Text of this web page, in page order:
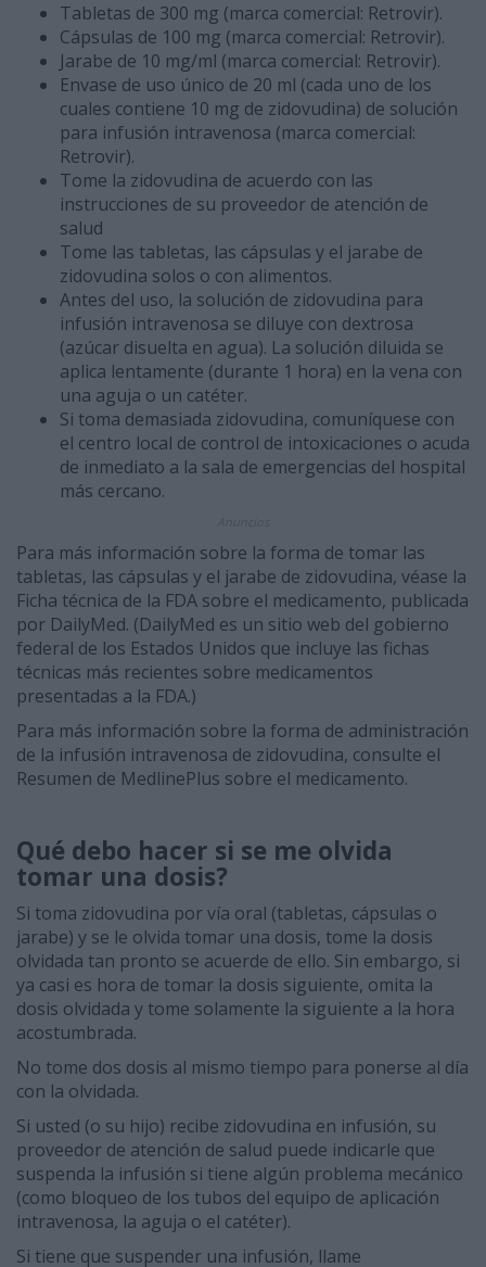
Tabletas de 300 mg (marca comercial: Retrovir).
Cápsulas de 100 mg (marca comercial: Retrovir).
Jarabe de 10 mg/ml (marca comercial: Retrovir).
Envase de uso único de 20 ml (cada uno de los
cuales contiene 10 mg de zidovudina) de solución
para infusión intravenosa (marca comercial:
Retrovir).
Tome la zidovudina de acuerdo con las
instrucciones de su proveedor de atención de
salud
Tome las tabletas, las cápsulas y el jarabe de
zidovudina solos o con alimentos.
Antes del uso, la solución de zidovudina para
infusión intravenosa se diluye con dextrosa
(azúcar disuelta en agua). La solución diluida se
aplica lentamente (durante 1 hora) en la vena con
una aguja o un catéter.
Si toma demasiada zidovudina, comuníquese con
el centro local de control de intoxicaciones o acuda
de inmediato a la sala de emergencias del hospital
más cercano.
Para más información sobre la forma de tomar las
tabletas, las cápsulas y el jarabe de zidovudina, véase la
Ficha técnica de la FDA sobre el medicamento, publicada
por DailyMed. (DailyMed es un sitio web del gobierno
federal de los Estados Unidos que incluye las fichas
técnicas más recientes sobre medicamentos
presentadas a la FDA.)
Para más información sobre la forma de administración
de la infusión intravenosa de zidovudina, consulte el
Resumen de MedlinePlus sobre el medicamento.
Qué debo hacer si se me olvida
tomar una dosis?
Si toma zidovudina por vía oral (tabletas, cápsulas o
jarabe) y se le olvida tomar una dosis, tome la dosis
olvidada tan pronto se acuerde de ello. Sin embargo, si
ya casi es hora de tomar la dosis siguiente, omita la
dosis olvidada y tome solamente la siguiente a la hora
acostumbrada.
No tome dos dosis al mismo tiempo para ponerse al día
con la olvidada.
Si usted (o su hijo) recibe zidovudina en infusión, su
proveedor de atención de salud puede indicarle que
suspenda la infusión si tiene algún problema mecánico
(como bloqueo de los tubos del equipo de aplicación
intravenosa, la aguja o el catéter).
Si tiene que suspender una infusión, llame